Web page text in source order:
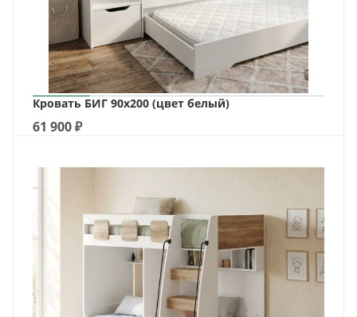
Кровать БИГ 90х200 (цвет белый)
61 900₽